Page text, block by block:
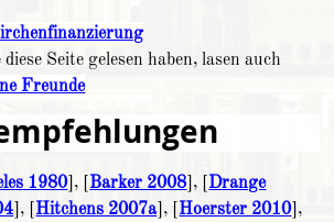
Seite gelesen haben, lasen auch
Freunde
1980], [Barker 2008], [Drange
], [Hitchens 2007a], [Hoerster 2010],